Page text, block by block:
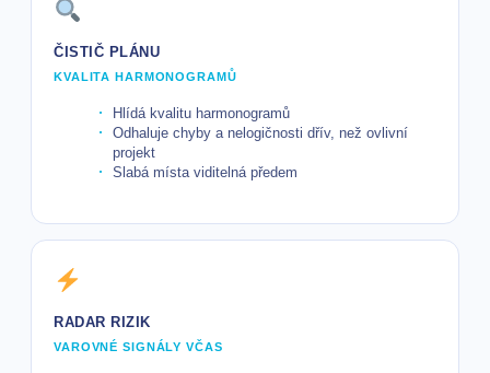
ČISTIČ PLÁNU
KVALITA HARMONOGRAMŮ
Hlídá kvalitu harmonogramů
Odhaluje chyby a nelogičnosti dřív, než ovlivní
projekt
Slabá místa viditelná předem
RADAR RIZIK
VAROVNÉ SIGNÁLY VČAS